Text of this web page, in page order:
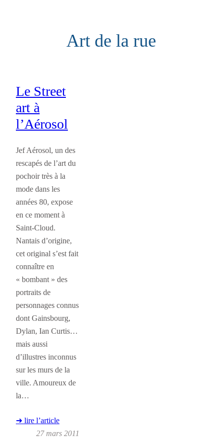
Art de la rue
Le Street
art à
l’Aérosol
Jef Aérosol, un des
rescapés de l’art du
pochoir très à la
mode dans les
années 80, expose
en ce moment à
Saint-Cloud.
Nantais d’origine,
cet original s’est fait
connaître en
« bombant » des
portraits de
personnages connus
dont Gainsbourg,
Dylan, Ian Curtis…
mais aussi
d’illustres inconnus
sur les murs de la
ville. Amoureux de
la…
➜ lire l’article
27 mars 2011